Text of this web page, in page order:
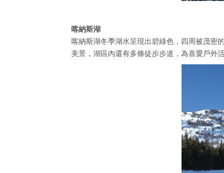
喀納斯湖
喀納斯湖冬季湖水呈現出碧綠色，四周被茂密
美景，湖區內還有多條徒步步道，為喜愛戶外